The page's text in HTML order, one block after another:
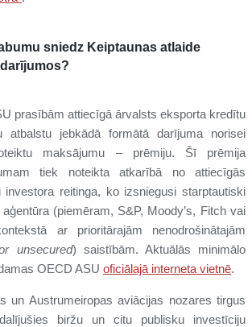
sniedz Keiptaunas atlaide
prasībām attiecīgā ārvalsts eksporta kredītu
atbalstu jebkādā formātā darījuma norisei
maksājumu – prēmiju. Šī prēmija
tiek noteikta atkarībā no attiecīgās
investora reitinga, ko izsniegusi starptautiski
(piemēram, S&P, Moody’s, Fitch vai
ar prioritārajām nenodrošinātajām
unsecured) saistībām. Aktuālās minimālo
OECD ASU oficiālajā interneta vietnē.
un Austrumeiropas aviācijas nozares tirgus
biržu un citu publisku investīciju